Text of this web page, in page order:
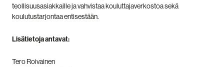
teollisuusasiakkaille ja vahvistaa kouluttajaverkostoa sekä
koulutustarjontaa entisestään.
Lisätietoja antavat:
Tero Roivainen